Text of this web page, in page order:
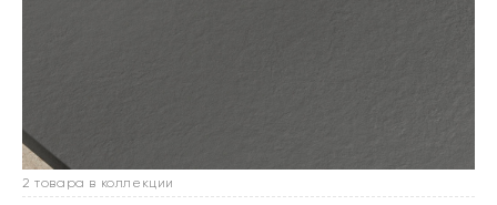
2 товара в коллекции